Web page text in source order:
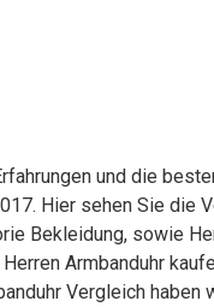
und die
Hier sehen Sie die
Bekleidung, sowie
Armbanduhr
Vergleich haben